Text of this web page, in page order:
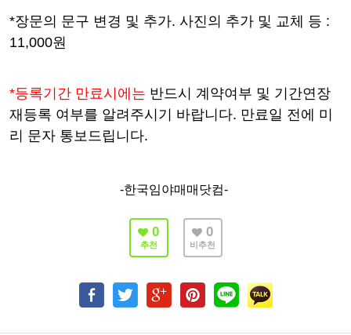
*장문의 문구 변경 및 추가. 사진의 추가 및 교체 등 :
11,000원
*등록기간 만료시에는 반드시 계약여부 및 기간연장
재등록 여부를 알려주시기 바랍니다. 만료일 전에 미
리 문자 통보드립니다.
-한국임야매매닷컴-
0
추천
0
비추천